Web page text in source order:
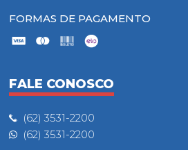
FORMAS DE PAGAMENTO
FALE CONOSCO
(62) 3531-2200
(62) 3531-2200